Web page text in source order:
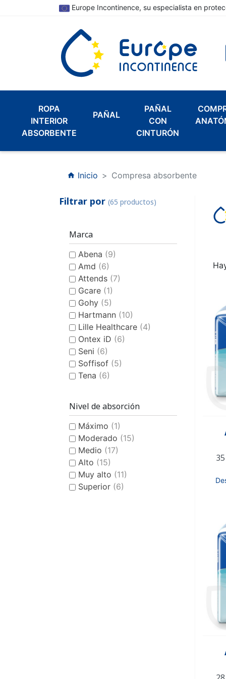
Europe Incontinence, su especialista en
ROPA
INTERIOR
ABSORBENTE
PAÑAL
PAÑAL
CON
CINTURÓN
CON DISEÑO ANATÓMICO
CULOTE
BAÑADOR
AYUDA A LA
CONTINENCIA
PAÑAL DE PISCINA PARA
NIÑOS
BAÑADOR
HIGIENE Y CUIDADO PARA
NIÑOS
home Inicio Compresa absorbente
Filtrar por (65 productos)
Marca
Abena (9)
Amd (6)
Attends (7)
Gcare (1)
Gohy (5)
Hartmann (10)
Lille Healthcare (4)
Ontex iD (6)
Seni (6)
Soffisof (5)
Tena (6)
Nivel de absorción
Máximo (1)
Moderado (15)
Medio (17)
Alto (15)
Muy alto (11)
Superior (6)